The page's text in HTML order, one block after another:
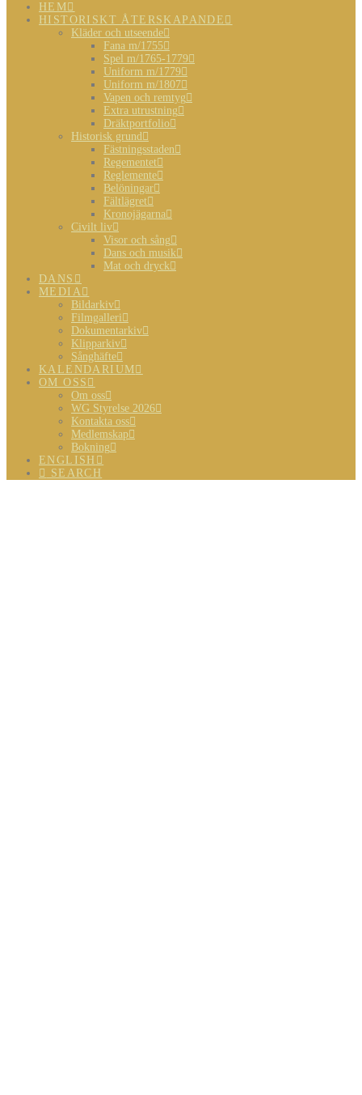
HEM
HISTORISKT ÅTERSKAPANDE
Kläder och utseende
Fana m/1755
Spel m/1765-1779
Uniform m/1779
Uniform m/1807
Vapen och remtyg
Extra utrustning
Dräktportfolio
Historisk grund
Fästningsstaden
Regementet
Reglemente
Belöningar
Fältlägret
Kronojägarna
Civilt liv
Visor och sång
Dans och musik
Mat och dryck
DANS
MEDIA
Bildarkiv
Filmgalleri
Dokumentarkiv
Klipparkiv
Sånghäfte
KALENDARIUM
OM OSS
Om oss
WG Styrelse 2026
Kontakta oss
Medlemskap
Bokning
ENGLISH
SEARCH